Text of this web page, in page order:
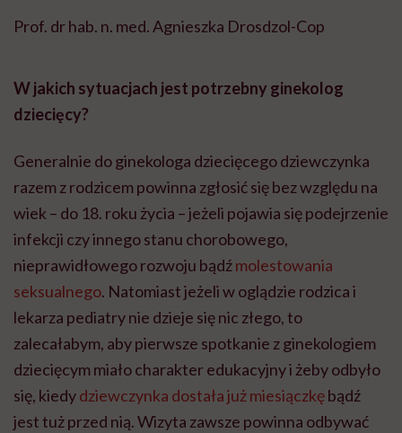
Prof. dr hab. n. med. Agnieszka Drosdzol-Cop
W jakich sytuacjach jest potrzebny ginekolog
dziecięcy?
Generalnie do ginekologa dziecięcego dziewczynka
razem z rodzicem powinna zgłosić się bez względu na
wiek – do 18. roku życia – jeżeli pojawia się podejrzenie
infekcji czy innego stanu chorobowego,
nieprawidłowego rozwoju bądźmolestowania
seksualnego. Natomiast jeżeli w oglądzie rodzica i
lekarza pediatry nie dzieje się nic złego, to
zalecałabym, aby pierwsze spotkanie z ginekologiem
dziecięcym miało charakter edukacyjny i żeby odbyło
się, kiedydziewczynka dostała już miesiączkębądź
jest tuż przed nią. Wizyta zawsze powinna odbywać